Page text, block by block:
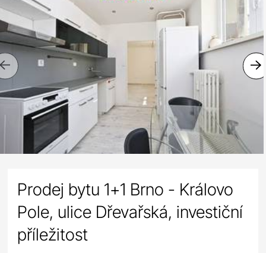
Previous
Prodej bytu 1+1 Brno - Královo
Pole, ulice Dřevařská, investiční
příležitost